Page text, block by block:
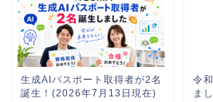
生成AIパスポート取得者が2名
誕生！(2026年7月13日現在)
令
ま